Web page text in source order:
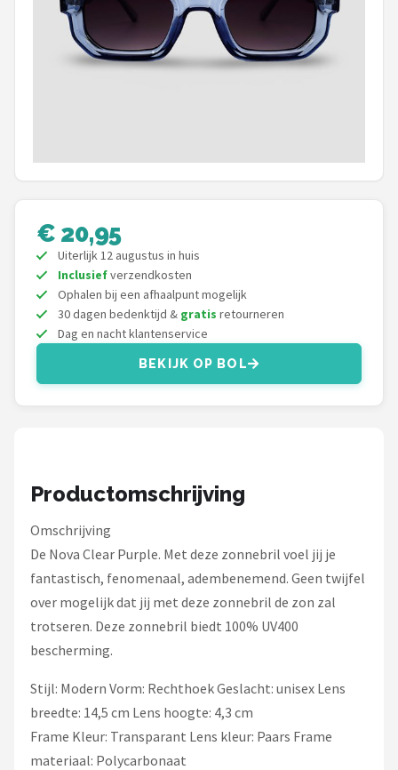
Sinner
Guess
Fako Sunglasses®
Serengeti
Alle merken →
€ 20,95
Uiterlijk 12 augustus in huis
Inclusiefverzendkosten
Ophalen bij een afhaalpunt mogelijk
30 dagen bedenktijd & gratis retourneren
Dag en nacht klantenservice
BEKIJK OP BOL
Productomschrijving
Omschrijving
De Nova Clear Purple. Met deze zonnebril voel jij je
fantastisch, fenomenaal, adembenemend. Geen twijfel
over mogelijk dat jij met deze zonnebril de zon zal
trotseren. Deze zonnebril biedt 100% UV400
bescherming.
Stijl: Modern Vorm: Rechthoek Geslacht: unisex Lens
breedte: 14,5 cm Lens hoogte: 4,3 cm
Frame Kleur: Transparant Lens kleur: Paars Frame
materiaal: Polycarbonaat